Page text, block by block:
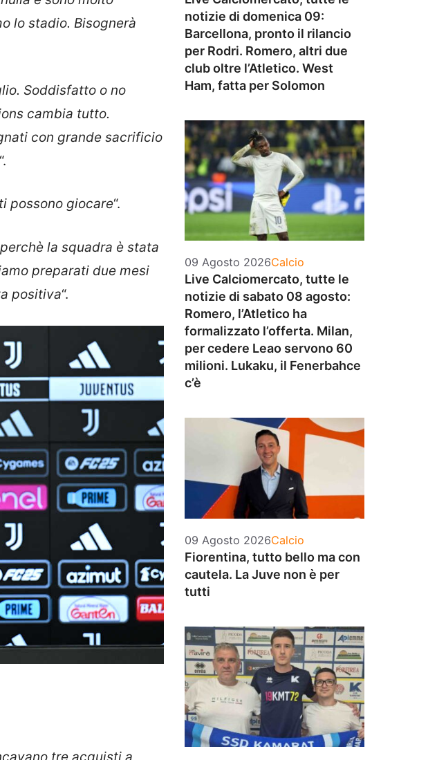
lo stadio. Bisognerà
Soddisfatto o no
cambia tutto.
con grande sacrificio
“.
possono giocare“.
la squadra è stata
preparati due mesi
positiva“.
notizie di domenica 09:
Barcellona, pronto il rilancio
per Rodri. Romero, altri due
club oltre l’Atletico. West
Ham, fatta per Solomon
09 Agosto 2026Categorie
Calcio
Live Calciomercato, tutte le
notizie di sabato 08 agosto:
Romero, l’Atletico ha
formalizzato l’offerta. Milan,
per cedere Leao servono 60
milioni. Lukaku, il Fenerbahce
c’è
09 Agosto 2026Categorie
Calcio
Fiorentina, tutto bello ma con
cautela. La Juve non è per
tutti